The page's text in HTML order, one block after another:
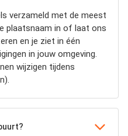
verzameld met de meest
plaatsnaam in of laat ons
en je ziet in één
in jouw omgeving.
wijzigen tijdens